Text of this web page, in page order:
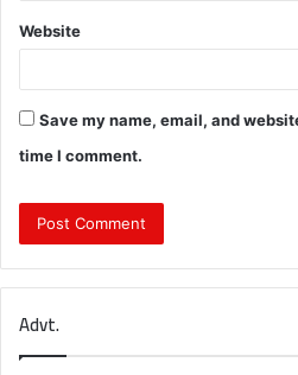
Website
Save my name, email, and
time I comment.
Advt.